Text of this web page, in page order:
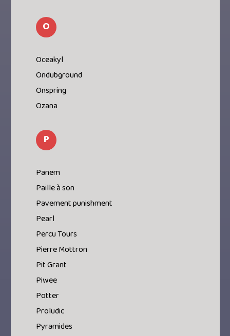
O
Oceakyl
Ondubground
Onspring
Ozana
P
Panem
Paille à son
Pavement punishment
Pearl
Percu Tours
Pierre Mottron
Pit Grant
Piwee
Potter
Proludic
Pyramides